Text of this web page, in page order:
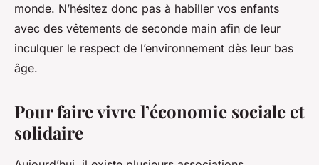
monde. N’hésitez donc pas à habiller vos enfants
avec des vêtements de seconde main afin de leur
inculquer le respect de l’environnement dès leur bas
âge.
Pour faire vivre l’économie sociale et
solidaire